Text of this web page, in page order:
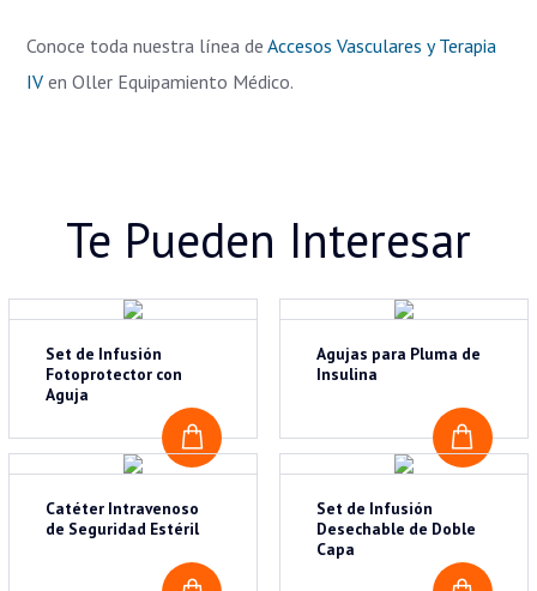
Conoce toda nuestra línea deAccesos Vasculares y Terapia
IV en Oller Equipamiento Médico.
Te Pueden Interesar
COTIZAR
Set de Infusión
Fotoprotector con
Aguja
Agujas para Pluma de
Insulina
Catéter Intravenoso
de Seguridad Estéril
Set de Infusión
Desechable de Doble
Capa